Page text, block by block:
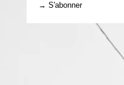
S'abonner